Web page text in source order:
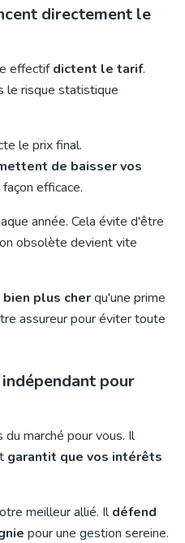
directement le
effectifdictent le tarif.
le risque statistique
le prix final.
de baisser vos
efficace.
année. Cela évite d'être
obsolète devient vite
plus cherqu'une prime
assureur pour éviter toute
pour
marché pour vous. Il
garantit que vos intérêts
meilleur allié. Ildéfend
pour une gestion sereine.